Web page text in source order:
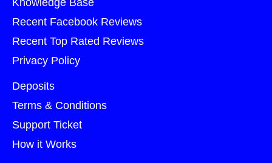
Knowledge Base
Recent Facebook Reviews
Recent Top Rated Reviews
Privacy Policy
Deposits
Terms & Conditions
Support Ticket
How it Works